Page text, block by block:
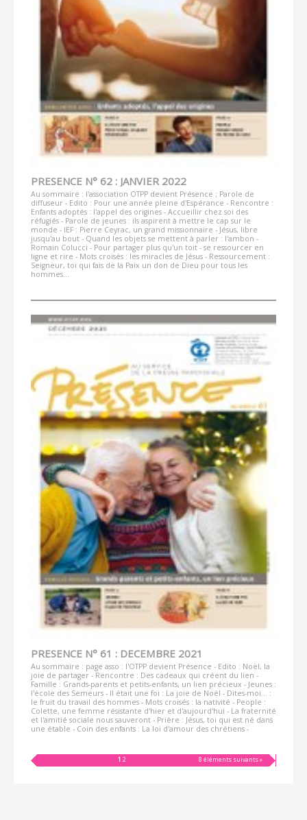
PRESENCE N° 62 : JANVIER 2022
Au sommaire : l'association OTPP devient Présence ; Parole de
diffuseur - Edito : Pour une année pleine d'Espérance - Rencontre :
Enfants adoptés : l'appel des origines - Accueillir chez soi des
réfugiés - Parole de jeunes : ils aspirent à mettre le cap sur le
monde - IEF : Pierre Ceyrac, un grand missionnaire - Jésus, libre
jusqu'au bout - Quand les objets se mettent à parler : l'ambon -
Romain Colucci - Pour partager plus qu'un toit - se ressourcer en
ligne et rire - Mots croisés : les miracles de Jésus - Ressourcement :
Seigneur, toi qui fais de la Paix un don de Dieu pour tous les
hommes...
PRESENCE N° 61 : DECEMBRE 2021
Au sommaire : page asso : l'OTPP devient Présence - Edito : Noël, la
joie de partager - Rencontre : Des cadeaux qui créent du lien -
Famille : Grands-parents et petits-enfants, un lien précieux - Jeunes :
l'école des Semeurs - Il était une foi : La joie de Noël - Dites-moi... :
le fruit du travail des hommes - Mots croisés : la nativité - People :
Colette, une femme résistante d'hier et d'aujourd'hui - La fraternité
et l'amitié sociale nous sauveront - Prière : Jésus, toi qui est né dans
une étable - Coin des enfants : La loi d'amour des chrétiens -
8 éléments suivants »
1 2